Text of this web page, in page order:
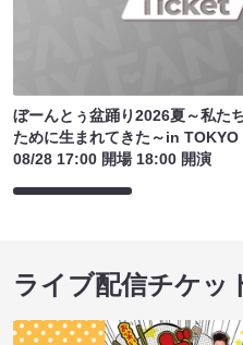
ぼーんとぅ盆踊り2026夏～私た
ために生まれてきた～in TOKYO
08/28 17:00 開場 18:00 開演
ライブ配信チケッ